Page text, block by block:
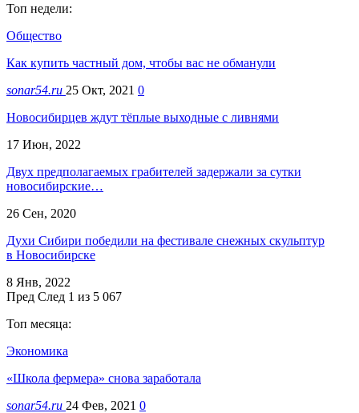
Топ недели:
Общество
Как купить частный дом, чтобы вас не обманули
sonar54.ru 25 Окт, 2021 0
Новосибирцев ждут тёплые выходные с ливнями
17 Июн, 2022
Двух предполагаемых грабителей задержали за сутки
новосибирские…
26 Сен, 2020
Духи Сибири победили на фестивале снежных скульптур
в Новосибирске
8 Янв, 2022
Пред След 1 из 5 067
Топ месяца:
Экономика
«Школа фермера» снова заработала
sonar54.ru 24 Фев, 2021 0